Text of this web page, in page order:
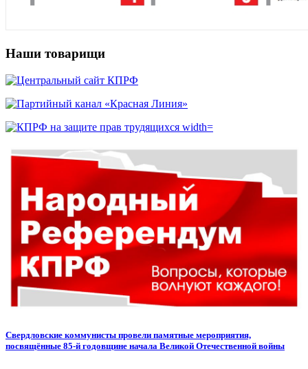
Наши товарищи
Свердловские коммунисты провели памятные мероприятия,
посвящённые 85-й годовщине начала Великой Отечественной войны